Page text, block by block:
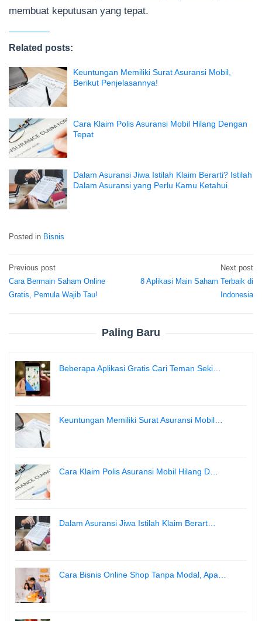
membuat keputusan yang tepat.
Related posts:
Keuntungan Memiliki Surat Asuransi Mobil,
Berikut Penjelasannya!
Cara Klaim Polis Asuransi Mobil Hilang Dengan
Tepat
Dalam Asuransi Jiwa Istilah Klaim Berarti? Istilah
Dalam Asuransi yang Perlu Kamu Ketahui
Posted in Bisnis
Post
navigation
Previous post
Cara Bermain Saham Online
Gratis, Pemula Wajib Tau!
Next post
8 Aplikasi Main Saham Terbaik di
Indonesia
Paling Baru
Beberapa Aplikasi Gratis Cari Teman Seki…
Keuntungan Memiliki Surat Asuransi Mobil…
Cara Klaim Polis Asuransi Mobil Hilang D…
Dalam Asuransi Jiwa Istilah Klaim Berart…
Cara Bisnis Online Shop Tanpa Modal, Apa…